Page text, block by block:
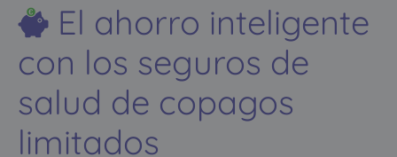
El ahorro inteligente
con los seguros de
salud de copagos
limitados